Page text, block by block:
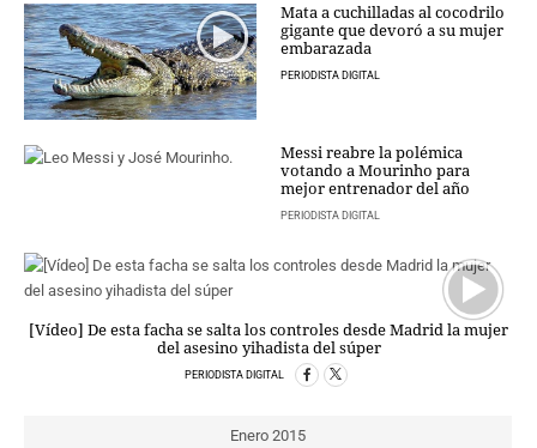
MAGAZINE
OTRAS WEBS
CRIMEN Y CASTIGO
RELIGION
GASTRONOMÍA
SALUD
LA RETAGUARDIA
Mata a cuchilladas al cocodrilo
gigante que devoró a su mujer
embarazada
PERIODISTA DIGITAL
Messi reabre la polémica
votando a Mourinho para
mejor entrenador del año
PERIODISTA DIGITAL
[Vídeo] De esta facha se salta los controles desde Madrid la mujer
del asesino yihadista del súper
PERIODISTA DIGITAL
Enero 2015